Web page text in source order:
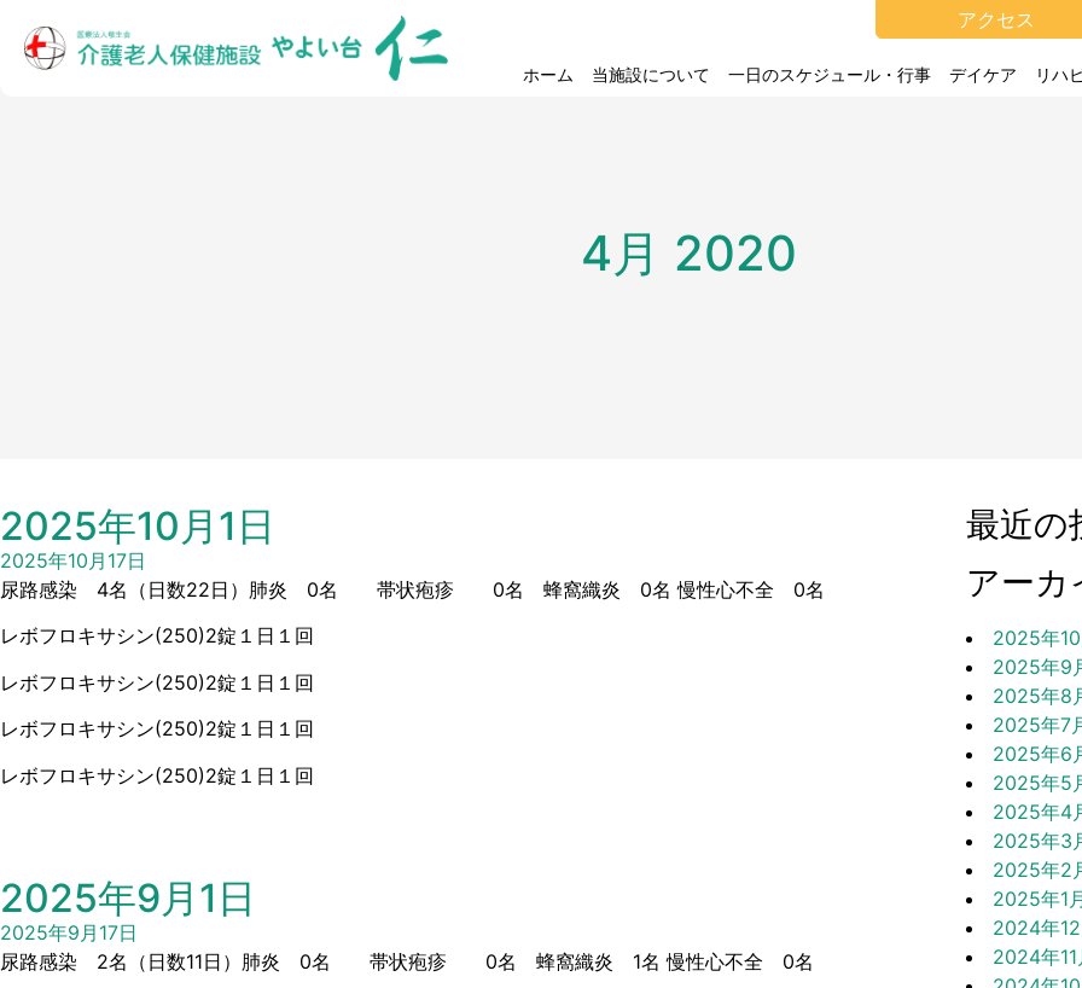
アクセス
ホーム 当施設について 一日のスケジュール・行事 デイケア リハ
4月 2020
2025年10月1日
2025年10月17日
尿路感染 4名（日数22日）肺炎 0名 帯状疱疹 0名 蜂窩織炎 0名 慢性心不全 0名
レボフロキサシン(250)2錠１日１回
レボフロキサシン(250)2錠１日１回
レボフロキサシン(250)2錠１日１回
レボフロキサシン(250)2錠１日１回
2025年9月1日
2025年9月17日
尿路感染 2名（日数11日）肺炎 0名 帯状疱疹 0名 蜂窩織炎 1名 慢性心不全 0名
最近の
アーカ
2025年10
2025年9
2025年8
2025年7
2025年6
2025年5
2025年4
2025年3
2025年2
2025年1
2024年12
2024年11